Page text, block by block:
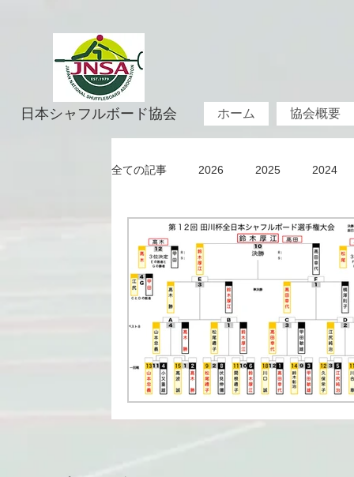
日本シャフルボード協会 ホーム 協会概要
全ての記事 2026 2025 2024
2018 2017 2016
2011 1982~2009